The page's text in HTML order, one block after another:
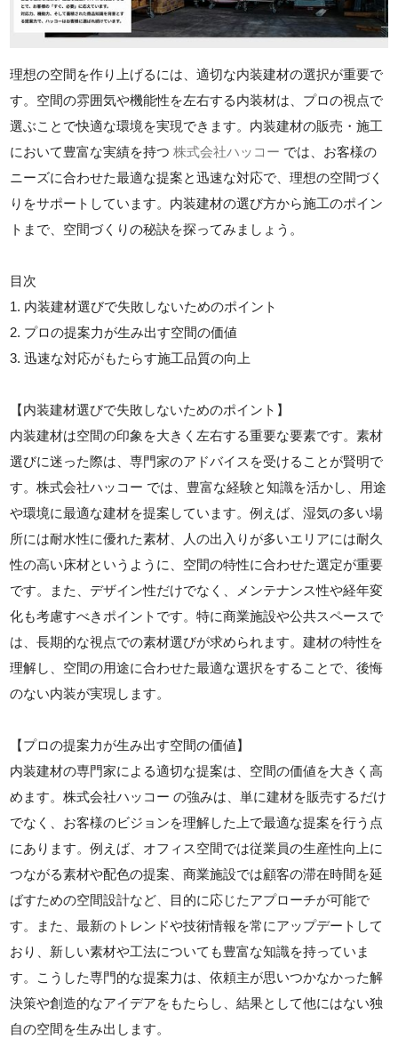
理想の空間を作り上げるには、適切な内装建材の選択が重要で
す。空間の雰囲気や機能性を左右する内装材は、プロの視点で
選ぶことで快適な環境を実現できます。内装建材の販売・施工
において豊富な実績を持つ株式会社ハッコー では、お客様の
ニーズに合わせた最適な提案と迅速な対応で、理想の空間づく
りをサポートしています。内装建材の選び方から施工のポイン
トまで、空間づくりの秘訣を探ってみましょう。
目次
1. 内装建材選びで失敗しないためのポイント
2. プロの提案力が生み出す空間の価値
3. 迅速な対応がもたらす施工品質の向上
【内装建材選びで失敗しないためのポイント】
内装建材は空間の印象を大きく左右する重要な要素です。素材
選びに迷った際は、専門家のアドバイスを受けることが賢明で
す。株式会社ハッコー では、豊富な経験と知識を活かし、用途
や環境に最適な建材を提案しています。例えば、湿気の多い場
所には耐水性に優れた素材、人の出入りが多いエリアには耐久
性の高い床材というように、空間の特性に合わせた選定が重要
です。また、デザイン性だけでなく、メンテナンス性や経年変
化も考慮すべきポイントです。特に商業施設や公共スペースで
は、長期的な視点での素材選びが求められます。建材の特性を
理解し、空間の用途に合わせた最適な選択をすることで、後悔
のない内装が実現します。
【プロの提案力が生み出す空間の価値】
内装建材の専門家による適切な提案は、空間の価値を大きく高
めます。株式会社ハッコー の強みは、単に建材を販売するだけ
でなく、お客様のビジョンを理解した上で最適な提案を行う点
にあります。例えば、オフィス空間では従業員の生産性向上に
つながる素材や配色の提案、商業施設では顧客の滞在時間を延
ばすための空間設計など、目的に応じたアプローチが可能で
す。また、最新のトレンドや技術情報を常にアップデートして
おり、新しい素材や工法についても豊富な知識を持っていま
す。こうした専門的な提案力は、依頼主が思いつかなかった解
決策や創造的なアイデアをもたらし、結果として他にはない独
自の空間を生み出します。